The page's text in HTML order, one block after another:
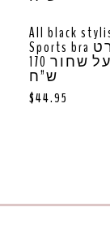
All black
Sports bra גוזיית ספורט
מאויירת בלונד על שחור 170
ש”ח
$44.95